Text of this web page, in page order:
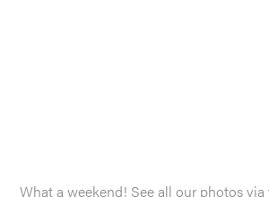
What a weekend! See all our photos